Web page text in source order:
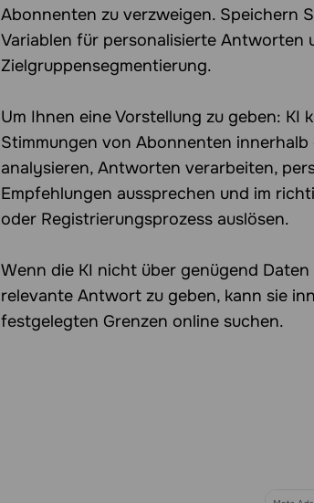
Abonnenten zu verzweigen. Speichern
Variablen für personalisierte Antworten
Zielgruppensegmentierung.
Um Ihnen eine Vorstellung zu geben: KI
Stimmungen von Abonnenten
analysieren, Antworten verarbeiten,
Empfehlungen aussprechen und im
oder Registrierungsprozess auslösen.
Wenn die KI nicht über genügend
relevante Antwort zu geben, kann sie
festgelegten Grenzen online suchen.